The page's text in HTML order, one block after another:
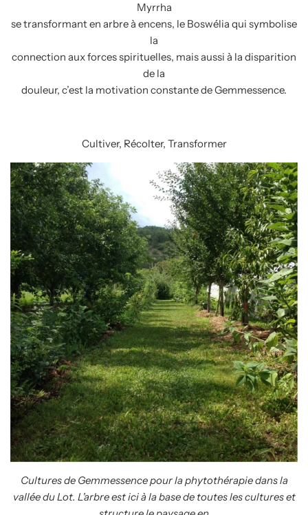
Myrrha
se transformant en arbre à encens, le Boswélia qui symbolise
la
connection aux forces spirituelles, mais aussi à la disparition
de la
douleur, c’est la motivation constante de Gemmessence.
Cultiver, Récolter, Transformer
Cultures de Gemmessence pour la phytothérapie dans la
vallée du Lot. L'arbre est ici à la base de toutes les cultures et